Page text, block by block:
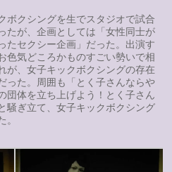
ボクシングを生でスタジオで試合
たが、企画としては「女性同士が
たセクシー企画」だった。出演す
色気どころかものすごい勢いで相
が、女子キックボクシングの存在
った。周囲も「とく子さんならや
団体を立ち上げよう！とく子さん
騒ぎ立て、女子キックボクシング
。